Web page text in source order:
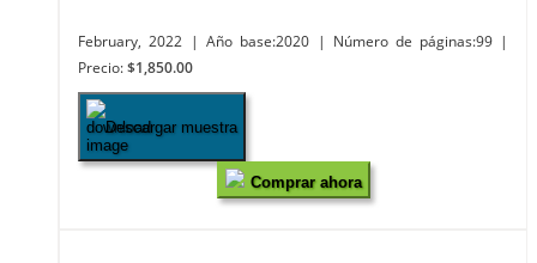
February, 2022 | Año base:2020 | Número de páginas:99 |
Precio: $1,850.00
Descargar muestra
Comprar ahora